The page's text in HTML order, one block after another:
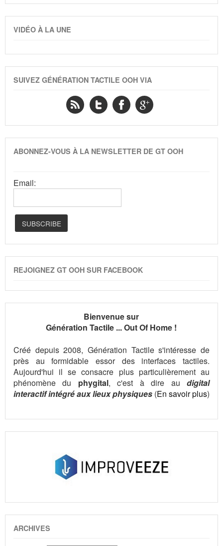
VIDÉO À LA UNE
SUIVEZ GÉNÉRATION TACTILE OOH VIA
ABONNEZ-VOUS À LA NEWSLETTER DE GT OOH
Email:
REJOIGNEZ GT OOH SUR FACEBOOK
Bienvenue sur
Génération Tactile ... Out Of Home !
Créé depuis 2008, Génération Tactile s'intéresse de
près au formidable essor des interfaces tactiles.
Aujourd'hui il se consacre plus particulièrement au
phénomène du phygital, c'est à dire audigital
interactif intégré aux lieux physiques (En savoir plus)
ARCHIVES